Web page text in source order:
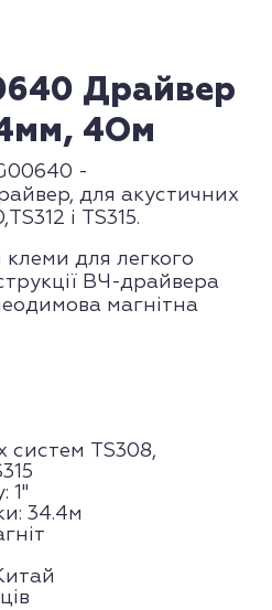
Драйвер
4Ом
-
для акустичних
і TS315.
для легкого
ВЧ-драйвера
магнітна
систем TS308,
1"
34.4м